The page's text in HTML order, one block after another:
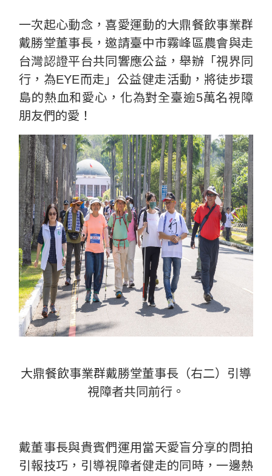
一次起心動念，喜愛運動的大鼎餐飲事業群
戴勝堂董事長，邀請臺中市霧峰區農會與走
台灣認證平台共同響應公益，舉辦「視界同
行，為EYE而走」公益健走活動，將徒步環
島的熱血和愛心，化為對全臺逾5萬名視障
朋友們的愛！
大鼎餐飲事業群戴勝堂董事長（右二）引導
視障者共同前行。
戴董事長與貴賓們運用當天愛盲分享的問拍
引報技巧，引導視障者健走的同時，一邊熱